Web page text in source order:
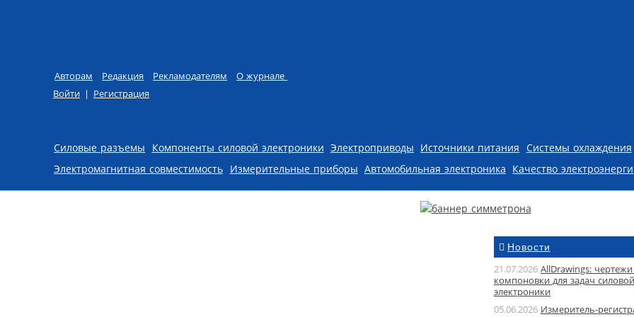
Авторам Редакция Рекламодателям
О журнале
Войти | Регистрация
Skip to content
Силовые разъемы Компоненты силовой электроники Электроприводы Источники питания Системы охлаждения
Электромагнитная совместимость Измерительные приборы Автомобильная электроника Качество
Новости
21.07.2026 AllDrawings:
компоновки для задач силовой
электроники
05.06.2026 Измеритель-